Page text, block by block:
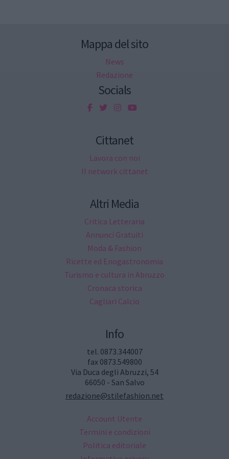
Mappa del sito
News
Redazione
Socials
Cittanet
Lavora con noi
Il network cittanet
Altri Media
Critica Letteraria
Annunci Gratuiti
Moda & Fashion
Ricette ed Enogastronomia
Turismo e cultura in Abruzzo
Cronaca storica
Cagliari Calcio
Info
tel. 0873.344007
fax 0873.549800
Via Duca degli Abruzzi, 54
66050 - San Salvo
redazione@stilefashion.net
Account Utente
Termini e condizioni
Politica editoriale